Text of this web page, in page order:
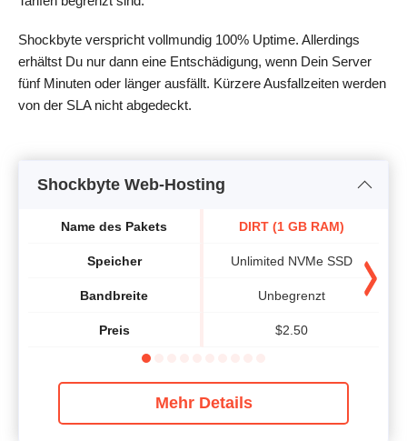
Shockbyte verspricht vollmundig 100% Uptime. Allerdings
erhältst Du nur dann eine Entschädigung, wenn Dein Server
fünf Minuten oder länger ausfällt. Kürzere Ausfallzeiten werden
von der SLA nicht abgedeckt.
Shockbyte Web-Hosting
Name des Pakets
Speicher
Bandbreite
Preis
DIRT (1 GB RAM)
Unlimited NVMe SSD
Unbegrenzt
$2.50
Mehr Details